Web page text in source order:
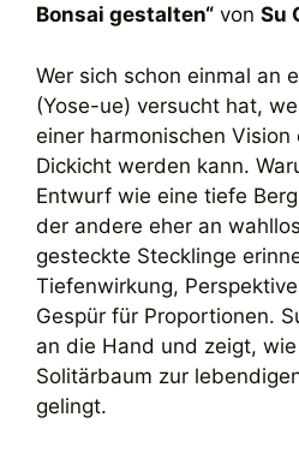
Bonsai gestalten“ von Su
Wer sich schon einmal an
(Yose-ue) versucht hat,
einer harmonischen
Dickicht werden kann.
Entwurf wie eine tiefe
der andere eher an
gesteckte Stecklinge
Tiefenwirkung,
Gespür für Proportionen.
an die Hand und zeigt,
Solitärbaum zur
gelingt.